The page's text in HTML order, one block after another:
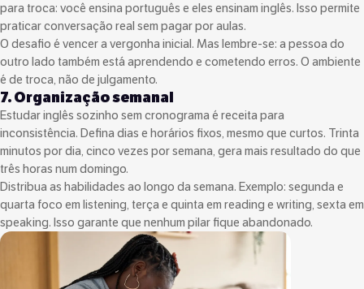
para troca: você ensina português e eles ensinam inglês. Isso permite
praticar conversação real sem pagar por aulas.
O desafio é vencer a vergonha inicial. Mas lembre-se: a pessoa do
outro lado também está aprendendo e cometendo erros. O ambiente
é de troca, não de julgamento.
7. Organização semanal
Estudar inglês sozinho sem cronograma é receita para
inconsistência. Defina dias e horários fixos, mesmo que curtos. Trinta
minutos por dia, cinco vezes por semana, gera mais resultado do que
três horas num domingo.
Distribua as habilidades ao longo da semana. Exemplo: segunda e
quarta foco em listening, terça e quinta em reading e writing, sexta em
speaking. Isso garante que nenhum pilar fique abandonado.